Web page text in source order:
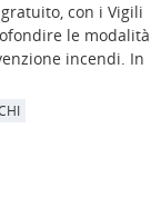
con i Vigili
le modalità
incendi. In